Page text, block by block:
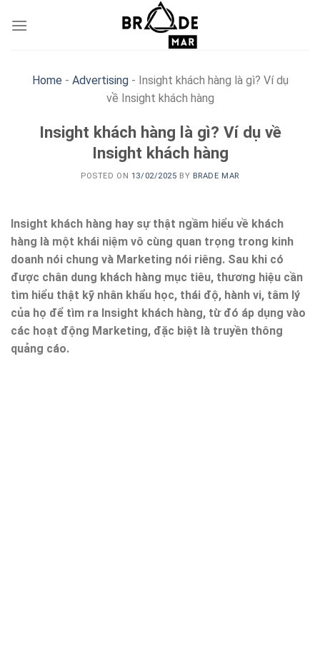
Home - Advertising- Insight khách hàng là gì? Ví dụ
về Insight khách hàng
Insight khách hàng là gì? Ví dụ về
Insight khách hàng
POSTED ON 13/02/2025 BY BRADE MAR
Insight khách hàng hay sự thật ngầm hiểu về khách
hàng là một khái niệm vô cùng quan trọng trong kinh
doanh nói chung và Marketing nói riêng. Sau khi có
được chân dung khách hàng mục tiêu, thương hiệu cần
tìm hiểu thật kỹ nhân khẩu học, thái độ, hành vi, tâm lý
của họ để tìm ra Insight khách hàng, từ đó áp dụng vào
các hoạt động Marketing, đặc biệt là truyền thông
quảng cáo.